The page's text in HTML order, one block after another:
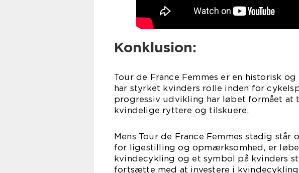
Konklusion:
Tour de France Femmes er en historisk
har styrket kvinders rolle inden for
progressiv udvikling har løbet formået at
kvindelige ryttere og tilskuere.
Mens Tour de France Femmes stadig
for ligestilling og opmærksomhed, er
kvindecykling og et symbol på kvinders
fortsætte med at investere i